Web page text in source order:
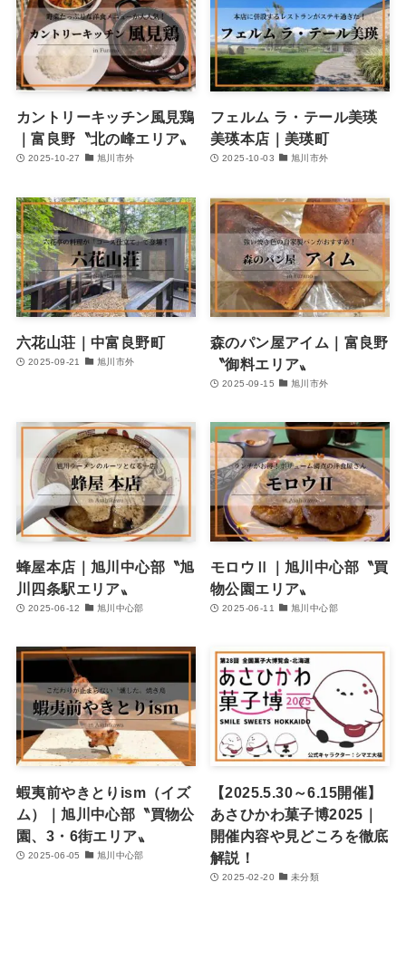
カントリーキッチン風見鶏
｜富良野〝北の峰エリア〟
2025-10-27 旭川市外
フェルム ラ・テール美瑛
美瑛本店｜美瑛町
2025-10-03 旭川市外
六花山荘｜中富良野町
2025-09-21 旭川市外
森のパン屋アイム｜富良野
〝御料エリア〟
2025-09-15 旭川市外
蜂屋本店｜旭川中心部〝旭
川四条駅エリア〟
2025-06-12 旭川中心部
モロウⅡ｜旭川中心部〝買
物公園エリア〟
2025-06-11 旭川中心部
蝦夷前やきとりism（イズ
ム）｜旭川中心部〝買物公
園、3・6街エリア〟
2025-06-05 旭川中心部
【2025.5.30～6.15開催】
あさひかわ菓子博2025｜
開催内容や見どころを徹底
解説！
2025-02-20 未分類